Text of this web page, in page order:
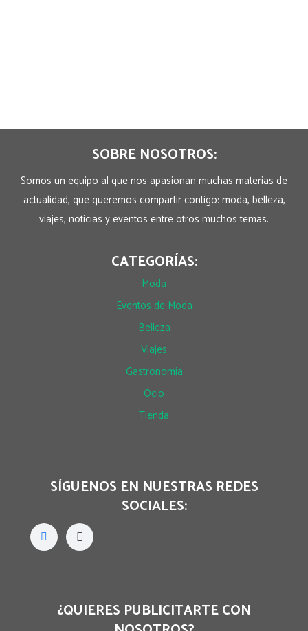
SOBRE NOSOTROS:
Somos un equipo al que nos apasionan muchas materias de
actualidad, que queremos compartir contigo: moda, belleza,
viajes, noticias y eventos entre otros muchos temas.
CATEGORÍAS:
Moda
Eventos de Moda
Belleza
Viajes
Gastronomía
Ocio
Tienda
SÍGUENOS EN NUESTRAS REDES
SOCIALES:
¿QUIERES PUBLICITARTE CON